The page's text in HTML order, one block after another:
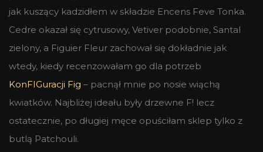
jak kuszący kadzidłem w składzie Encens Feve Tonka.
Cedre okazał się cytrusowy, Vetiver podobnie, Santal
zielony, a Figuier Fleur zachował się dokładnie jak
wtedy, kiedy recenzowałam go dla potrzeb
KonFIGuracji Fig – pacnął mnie po nosie wiąchą
kwiatków. Najbliżej ideału były drzewne F! lecz
ostatecznie, po długiej męce opuściłam sklep tylko z
butlą Patchouli.